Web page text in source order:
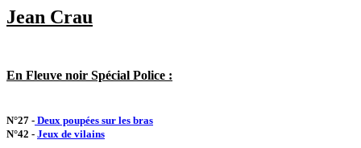
Jean Crau
En Fleuve noir Spécial Police :
N°27 - Deux poupées sur les bras
N°42 - Jeux de vilains